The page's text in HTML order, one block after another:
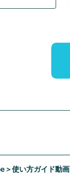
＞使い方ガイド動画